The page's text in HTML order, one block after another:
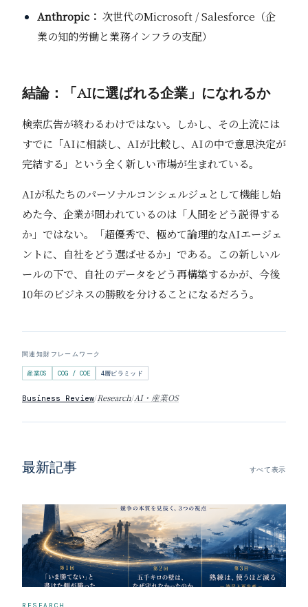
Anthropic： 次世代のMicrosoft / Salesforce（企
業の知的労働と業務インフラの支配）
結論：「AIに選ばれる企業」になれるか
検索広告が終わるわけではない。しかし、その上流には
すでに「AIに相談し、AIが比較し、AIの中で意思決定が
完結する」という全く新しい市場が生まれている。
AIが私たちのパーソナルコンシェルジュとして機能し始
めた今、企業が問われているのは「人間をどう説得する
か」ではない。「超優秀で、極めて論理的なAIエージェ
ントに、自社をどう選ばせるか」である。この新しいル
ールの下で、自社のデータをどう再構築するかが、今後
10年のビジネスの勝敗を分けることになるだろう。
関連知財フレームワーク
産業OS COG / COE 4層ピラミッド
Business Review/Research/AI・産業OS
最新記事 すべて表示